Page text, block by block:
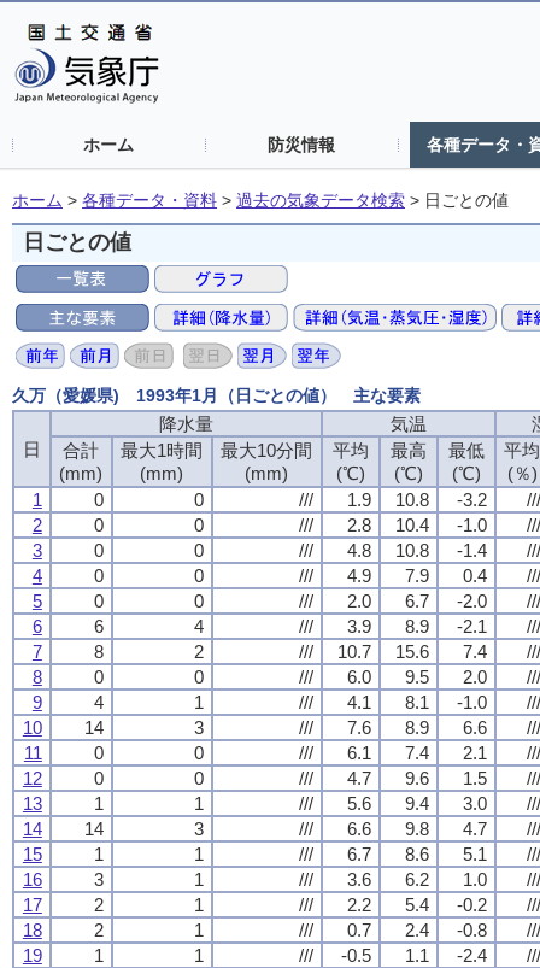
ホーム 防災情報 各種データ・
ホーム > 各種データ・資料 > 過去の気象データ検索 > 日ごとの値
日ごとの値
久万（愛媛県) 1993年1月（日ごとの値） 主な要素
日
降水量 気温
合計
(mm)
最大1時間
(mm)
最大10分間
(mm)
平均
(℃)
最高
(℃)
最低
(℃)
平均
(％)
1
0 0 /// 1.9 10.8 -3.2
///
2
0 0 /// 2.8 10.4 -1.0
///
3
0 0 /// 4.8 10.8 -1.4
///
4
0 0 /// 4.9 7.9 0.4
///
5
0 0 /// 2.0 6.7 -2.0
///
6
6 4 /// 3.9 8.9 -2.1
///
7
8 2 /// 10.7 15.6 7.4
///
8
0 0 /// 6.0 9.5 2.0
///
9
4 1 /// 4.1 8.1 -1.0
///
10
14 3 /// 7.6 8.9 6.6
///
11
0 0 /// 6.1 7.4 2.1
///
12
0 0 /// 4.7 9.6 1.5
///
13
1 1 /// 5.6 9.4 3.0
///
14
14 3 /// 6.6 9.8 4.7
///
15
1 1 /// 6.7 8.6 5.1
///
16
3 1 /// 3.6 6.2 1.0
///
17
2 1 /// 2.2 5.4 -0.2
///
18
2 1 /// 0.7 2.4 -0.8
///
19
1 1 /// -0.5 1.1 -2.4
///
日
降水量 気温
合計
(mm)
最大1時間
(mm)
最大10分間
(mm)
平均
(℃)
最高
(℃)
最低
(℃)
平均
(％)
1
0 0 /// 1.9 10.8 -3.2
///
2
0 0 /// 2.8 10.4 -1.0
///
3
0 0 /// 4.8 10.8 -1.4
///
4
0 0 /// 4.9 7.9 0.4
///
5
0 0 /// 2.0 6.7 -2.0
///
6
6 4 /// 3.9 8.9 -2.1
///
7
8 2 /// 10.7 15.6 7.4
///
8
0 0 /// 6.0 9.5 2.0
///
9
4 1 /// 4.1 8.1 -1.0
///
10
14 3 /// 7.6 8.9 6.6
///
11
0 0 /// 6.1 7.4 2.1
///
12
0 0 /// 4.7 9.6 1.5
///
13
1 1 /// 5.6 9.4 3.0
///
14
14 3 /// 6.6 9.8 4.7
///
15
1 1 /// 6.7 8.6 5.1
///
16
3 1 /// 3.6 6.2 1.0
///
17
2 1 /// 2.2 5.4 -0.2
///
18
2 1 /// 0.7 2.4 -0.8
///
19
1 1 /// -0.5 1.1 -2.4
///
日
降水量 気温
合計
(mm)
最大1時間
(mm)
最大10分間
(mm)
平均
(℃)
最高
(℃)
最低
(℃)
平均
(％)
1
0 0 /// 1.9 10.8 -3.2
///
2
0 0 /// 2.8 10.4 -1.0
///
3
0 0 /// 4.8 10.8 -1.4
///
4
0 0 /// 4.9 7.9 0.4
///
5
0 0 /// 2.0 6.7 -2.0
///
6
6 4 /// 3.9 8.9 -2.1
///
7
8 2 /// 10.7 15.6 7.4
///
8
0 0 /// 6.0 9.5 2.0
///
9
4 1 /// 4.1 8.1 -1.0
///
10
14 3 /// 7.6 8.9 6.6
///
11
0 0 /// 6.1 7.4 2.1
///
12
0 0 /// 4.7 9.6 1.5
///
13
1 1 /// 5.6 9.4 3.0
///
14
14 3 /// 6.6 9.8 4.7
///
15
1 1 /// 6.7 8.6 5.1
///
16
3 1 /// 3.6 6.2 1.0
///
17
2 1 /// 2.2 5.4 -0.2
///
18
2 1 /// 0.7 2.4 -0.8
///
19
1 1 /// -0.5 1.1 -2.4
///
日
降水量 気温
合計
(mm)
最大1時間
(mm)
最大10分間
(mm)
平均
(℃)
最高
(℃)
最低
(℃)
平均
(％)
1
0 0 /// 1.9 10.8 -3.2
///
2
0 0 /// 2.8 10.4 -1.0
///
3
0 0 /// 4.8 10.8 -1.4
///
4
0 0 /// 4.9 7.9 0.4
///
5
0 0 /// 2.0 6.7 -2.0
///
6
6 4 /// 3.9 8.9 -2.1
///
7
8 2 /// 10.7 15.6 7.4
///
8
0 0 /// 6.0 9.5 2.0
///
9
4 1 /// 4.1 8.1 -1.0
///
10
14 3 /// 7.6 8.9 6.6
///
11
0 0 /// 6.1 7.4 2.1
///
12
0 0 /// 4.7 9.6 1.5
///
13
1 1 /// 5.6 9.4 3.0
///
14
14 3 /// 6.6 9.8 4.7
///
15
1 1 /// 6.7 8.6 5.1
///
16
3 1 /// 3.6 6.2 1.0
///
17
2 1 /// 2.2 5.4 -0.2
///
18
2 1 /// 0.7 2.4 -0.8
///
19
1 1 /// -0.5 1.1 -2.4
///